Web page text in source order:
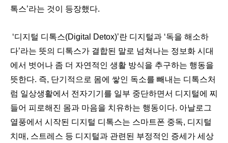
톡스’라는 것이 등장했다.
‘디지털 디톡스(Digital Detox)’란 디지털과 ‘독을 해소하
다’라는 뜻의 디톡스가 결합된 말로 넘쳐나는 정보화 시대
에서 벗어나 좀 더 자연적인 생활 방식을 추구하는 행동을
뜻한다. 즉, 단기적으로 몸에 쌓인 독소를 빼내는 디톡스처
럼 일상생활에서 전자기기를 일부 중단하면서 디지털에 찌
들어 피로해진 몸과 마음을 치유하는 행동이다. 아날로그
열풍에서 시작된 디지털 디톡스는 스마트폰 중독, 디지털
치매 , 스트레스 등 디지털과 관련된 부정적인 증세가 세상